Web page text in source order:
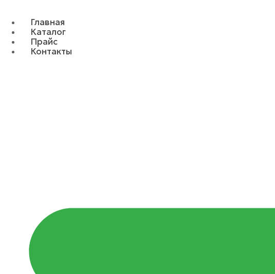
Главная
Каталог
Прайс
Контакты